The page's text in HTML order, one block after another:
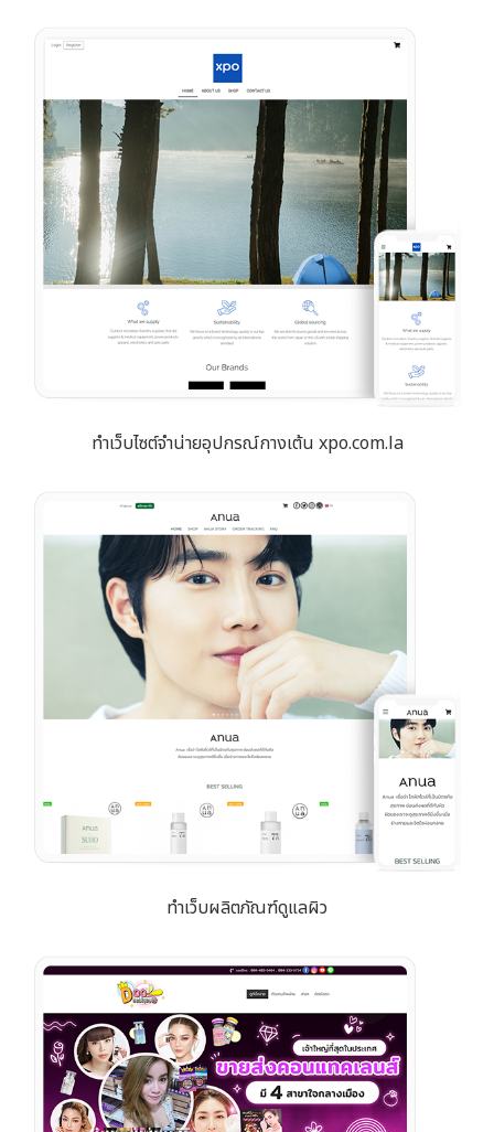
ทำเว็บไซต์จำน่ายอุปกรณ์กางเต้น xpo.com.la
ทำเว็บผลิตภัณฑ์ดูแลผิว